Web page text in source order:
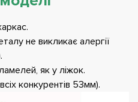
не викликає алергії
як у ліжок.
конкурентів 53мм).